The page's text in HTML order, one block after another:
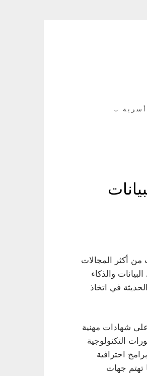
أكثر المجالات
والذكاء
في اتخاذ
على شهادات مهنية
التكنولوجية
احترافية
تهتم جهات